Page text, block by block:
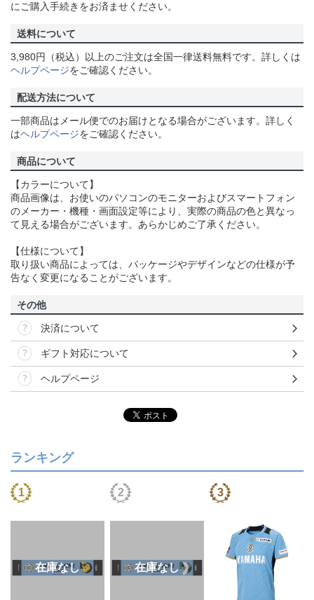
にご購入手続きをお済ませください。
送料について
3,980円（税込）以上のご注文は全国一律送料無料です。詳しくは
ヘルプページをご確認ください。
配送方法について
一部商品はメール便でのお届けとなる場合がございます。詳しく
はヘルプページをご確認ください。
商品について
【カラーについて】
商品画像は、お使いのパソコンのモニターおよびスマートフォン
のメーカー・機種・画面設定等により、実際の商品の色と異なっ
て見える場合がございます。あらかじめご了承ください。
【仕様について】
取り扱い商品によっては、パッケージやデザインなどの仕様が予
告なく変更になることがございます。
その他
決済について
ギフト対応について
ヘルプページ
ランキング